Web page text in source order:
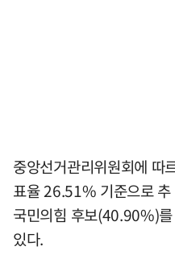
중앙선거관리위원회에 따
표율 26.51% 기준으로
국민의힘 후보(40.90%)
있다.